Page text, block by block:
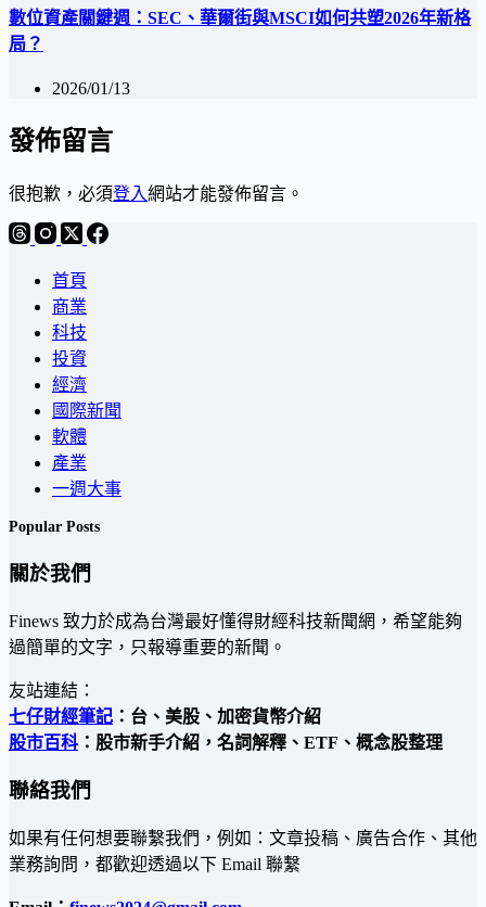
數位資產關鍵週：SEC、華爾街與MSCI如何共塑2026年新格
局？
2026/01/13
發佈留言
很抱歉，必須登入網站才能發佈留言。
首頁
商業
科技
投資
經濟
國際新聞
軟體
產業
一週大事
Popular Posts
關於我們
Finews 致力於成為台灣最好懂得財經科技新聞網，希望能夠
過簡單的文字，只報導重要的新聞。
友站連結：
七仔財經筆記 ：台、美股、加密貨幣介紹
股市百科 ：股市新手介紹，名詞解釋、ETF、概念股整理
聯絡我們
如果有任何想要聯繫我們，例如：文章投稿、廣告合作、其他
業務詢問，都歡迎透過以下 Email 聯繫